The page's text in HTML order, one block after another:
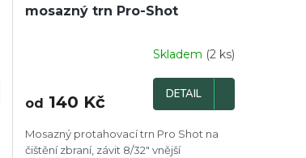
mosazný trn Pro-Shot
Skladem (2 ks)
od 140 Kč DETAIL
Mosazný protahovací trn Pro Shot na
čištění zbraní, závit 8/32" vnější